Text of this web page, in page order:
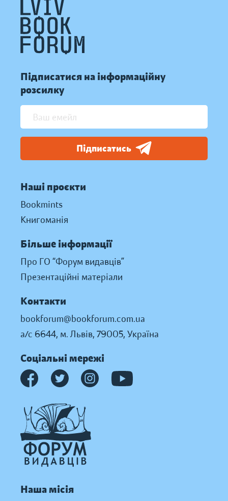
Підписатися на інформаційну
розсилку
Підписатись
Наші проєкти
Bookmints
Книгоманія
Більше інформації
Про ГО “Форум видавців”
Презентаційні матеріали
Контакти
bookforum@bookforum.com.ua
а/с 6644, м. Львів, 79005, Україна
Соціальні мережі
Наша місія